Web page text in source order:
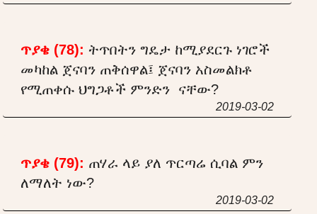
ጥያቄ (78): ትጥበትን ግዴታ ከሚያደርጉ ነገሮች
መካከል ጀናባን ጠቅሰዋል፤ ጀናባን አስመልክቶ
የሚጠቀሱ ህግጋቶች ምንድን ናቸው?
2019-03-02
ጥያቄ (79): ጠሃራ ላይ ያለ ጥርጣሬ ሲባል ምን
ለማለት ነው?
2019-03-02